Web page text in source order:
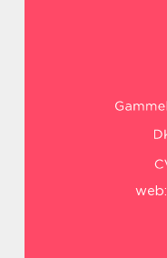
web: